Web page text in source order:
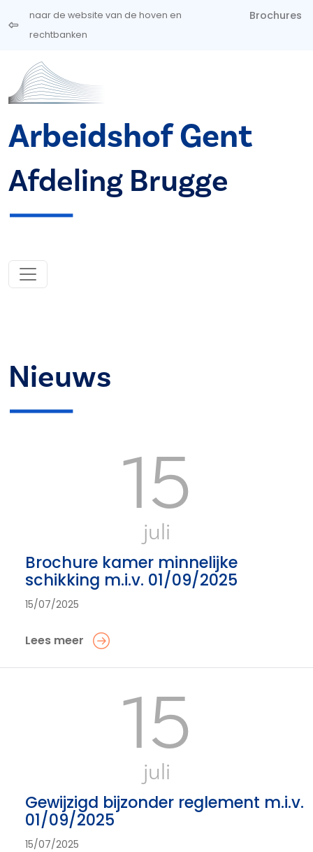
Overslaan en naar de inhoud gaan
naar de website van de hoven en
rechtbanken
Brochures
Arbeidshof Gent
Afdeling Brugge
Nieuws
15
juli
Brochure kamer minnelijke
schikking m.i.v. 01/09/2025
15/07/2025
Lees meer
15
juli
Gewijzigd bijzonder reglement m.i.v.
01/09/2025
15/07/2025